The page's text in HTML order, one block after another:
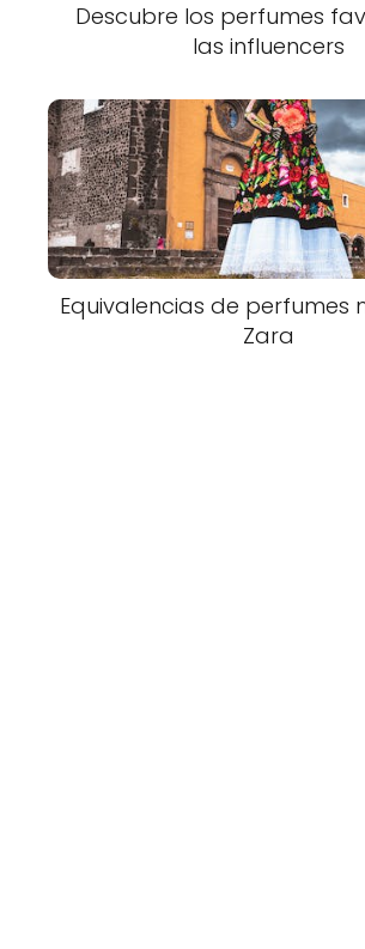
Descubre los perfumes
las influencers
Equivalencias de perfumes
Zara